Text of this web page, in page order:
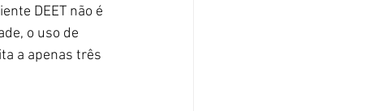
DEET não é
o uso de
a apenas três